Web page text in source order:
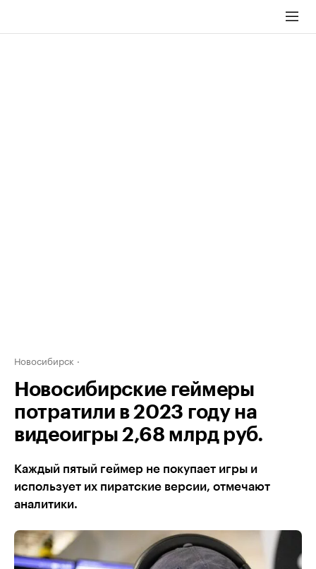
Новосибирск
Новосибирские геймеры
потратили в 2023 году на
видеоигры 2,68 млрд руб.
Каждый пятый геймер не покупает игры и
использует их пиратские версии, отмечают
аналитики.